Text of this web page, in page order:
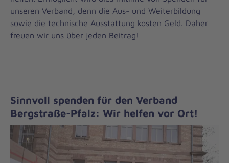
unseren Verband, denn die Aus- und Weiterbildung
sowie die technische Ausstattung kosten Geld. Daher
freuen wir uns über jeden Beitrag!
Sinnvoll spenden für den Verband
Bergstraße-Pfalz: Wir helfen vor Ort!